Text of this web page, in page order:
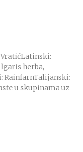
herba,
RainfarnTalijanski: